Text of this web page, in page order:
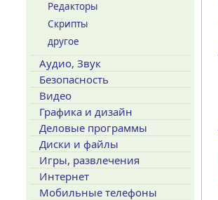
Редакторы
Скрипты
другое
Аудио, Звук
Безопасность
Видео
Графика и дизайн
Деловые программы
Диски и файлы
Игры, развлечения
Интернет
Мобильные телефоны